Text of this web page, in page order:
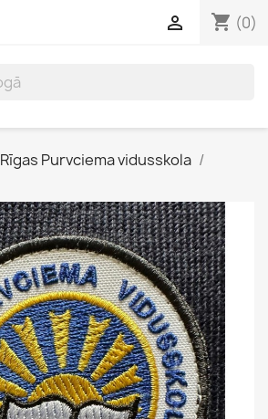
shopping_cart (0)

Rīgas Purvciema vidusskola